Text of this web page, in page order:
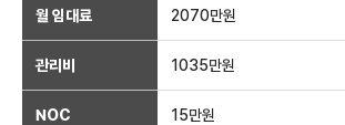
월 임대료 2070만원
관리비 1035만원
NOC 15만원